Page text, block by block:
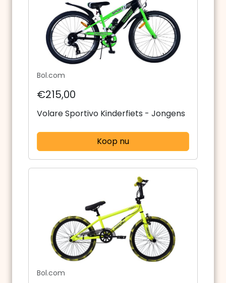
Bol.com
€215,00
Volare Sportivo Kinderfiets - Jongens
Koop nu
Bol.com